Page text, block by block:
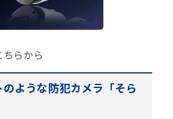
ちらから
ような防犯カメラ「そら